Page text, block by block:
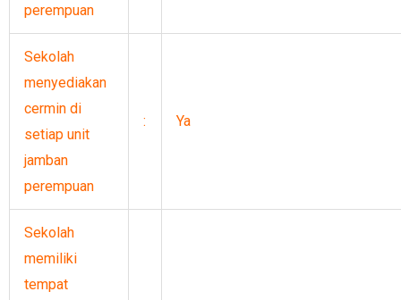
perempuan
Sekolah
menyediakan
cermin di
setiap unit
jamban
perempuan
: Ya
Sekolah
memiliki
tempat